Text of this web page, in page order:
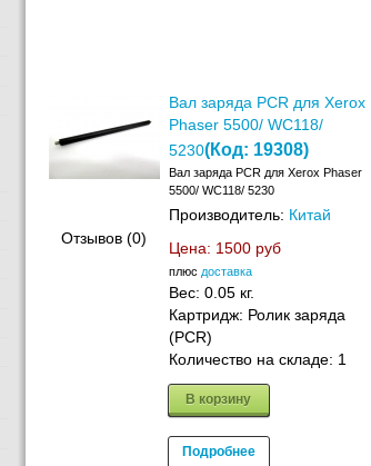
Отзывов (0)
Вал заряда PCR для Xerox
Phaser 5500/ WC118/
5230(Код: 19308)
Вал заряда PCR для Xerox Phaser
5500/ WC118/ 5230
Производитель: Китай
Цена: 1500 руб
плюс доставка
Вес: 0.05 кг.
Картридж: Ролик заряда
(PCR)
Количество на складе: 1
В корзину
Подробнее